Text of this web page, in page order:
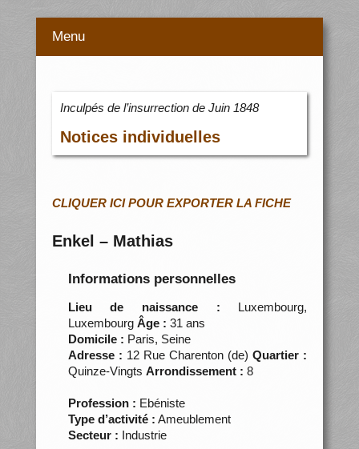
Menu
Inculpés de l’insurrection de Juin 1848
Notices individuelles
CLIQUER ICI POUR EXPORTER LA FICHE
Enkel – Mathias
Informations personnelles
Lieu de naissance : Luxembourg,
LuxembourgÂge : 31 ans
Domicile : Paris, Seine
Adresse : 12 Rue Charenton (de)Quartier :
Quinze-Vingts Arrondissement : 8
Profession : Ebéniste
Type d’activité : Ameublement
Secteur : Industrie